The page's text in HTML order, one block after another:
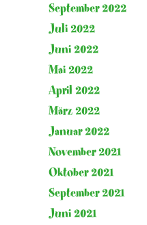
September 2022
Juli 2022
Juni 2022
Mai 2022
April 2022
März 2022
Januar 2022
November 2021
Oktober 2021
September 2021
Juni 2021